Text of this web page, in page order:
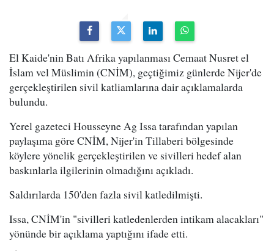
El Kaide'nin Batı Afrika yapılanması Cemaat Nusret el
İslam vel Müslimin (CNİM), geçtiğimiz günlerde Nijer'de
gerçekleştirilen sivil katliamlarına dair açıklamalarda
bulundu.
Yerel gazeteci Housseyne Ag Issa tarafından yapılan
paylaşıma göre CNİM, Nijer'in Tillaberi bölgesinde
köylere yönelik gerçekleştirilen ve sivilleri hedef alan
baskınlarla ilgilerinin olmadığını açıkladı.
Saldırılarda 150'den fazla sivil katledilmişti.
Issa, CNİM'in "sivilleri katledenlerden intikam alacakları"
yönünde bir açıklama yaptığını ifade etti.